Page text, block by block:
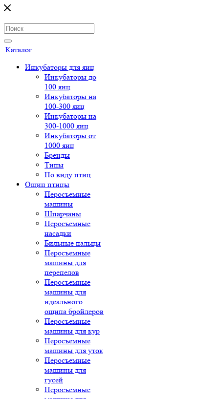
Каталог
Инкубаторы для яиц
Инкубаторы до
100 яиц
Инкубаторы на
100-300 яиц
Инкубаторы на
300-1000 яиц
Инкубаторы от
1000 яиц
Бренды
Типы
По виду птиц
Ощип птицы
Перосъемные
машины
Шпарчаны
Перосъемные
насадки
Бильные пальцы
Перосъемные
машины для
перепелов
Перосъемные
машины для
идеального
ощипа бройлеров
Перосъемные
машины для кур
Перосъемные
машины для уток
Перосъемные
машины для
гусей
Перосъемные